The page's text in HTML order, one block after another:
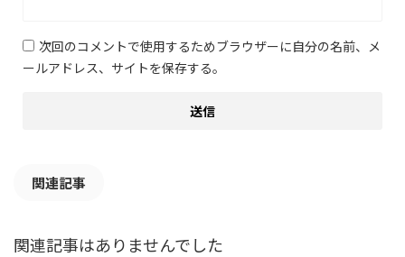
次回のコメントで使用するためブラウザーに自分の名前、メ
ールアドレス、サイトを保存する。
関連記事
関連記事はありませんでした